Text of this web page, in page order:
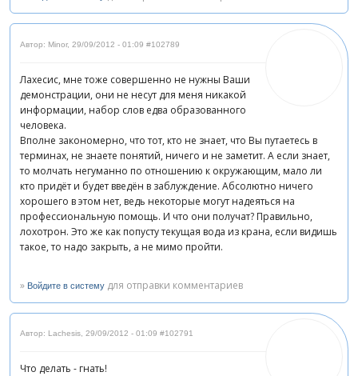
Автор: Minor, 29/09/2012 - 01:09 #102789
Лахесис, мне тоже совершенно не нужны Ваши
демонстрации, они не несут для меня никакой
информации, набор слов едва образованного
человека.
Вполне закономерно, что тот, кто не знает, что Вы путаетесь в
терминах, не знаете понятий, ничего и не заметит. А если знает,
то молчать негуманно по отношению к окружающим, мало ли
кто придёт и будет введён в заблуждение. Абсолютно ничего
хорошего в этом нет, ведь некоторые могут надеяться на
профессиональную помощь. И что они получат? Правильно,
лохотрон. Это же как попусту текущая вода из крана, если видишь
такое, то надо закрыть, а не мимо пройти.
» Войдите в систему для отправки комментариев
Автор: Lachesis 29/09/2012 - 01:09 #102791
Что делать - гнать!